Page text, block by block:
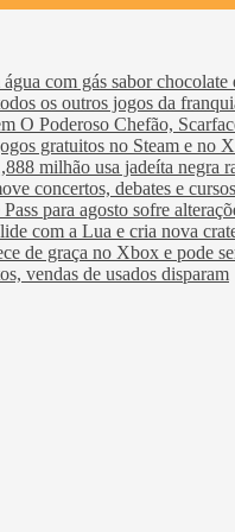
com gás sabor chocolate
os outros jogos da
O Poderoso Chefão,
gratuitos no Steam e no
milhão usa jadeíta negra
concertos, debates e
para agosto sofre
com a Lua e cria nova
de graça no Xbox e pode
vendas de usados disparam